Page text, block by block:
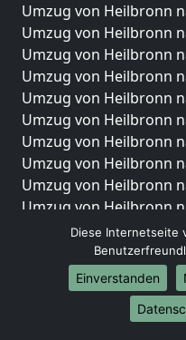
Umzug von Heilbronn
Umzug von Heilbronn
Umzug von Heilbronn
Umzug von Heilbronn
Umzug von Heilbronn
Umzug von Heilbronn
Umzug von Heilbronn
Umzug von Heilbronn
Umzug von Heilbronn
Umzug von Heilbronn
Umzug von Heilbronn
Umzug von Heilbronn
Internationale-
Umzug von Heilbronn
Diese Internetseite
Einverstanden